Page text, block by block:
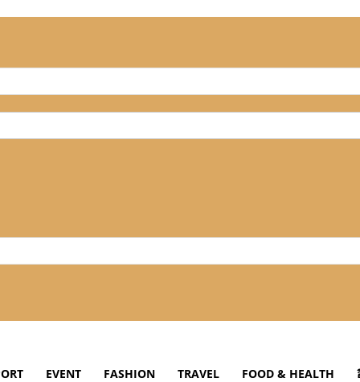
EVENT FASHION TRAVEL FOOD & HEALTH